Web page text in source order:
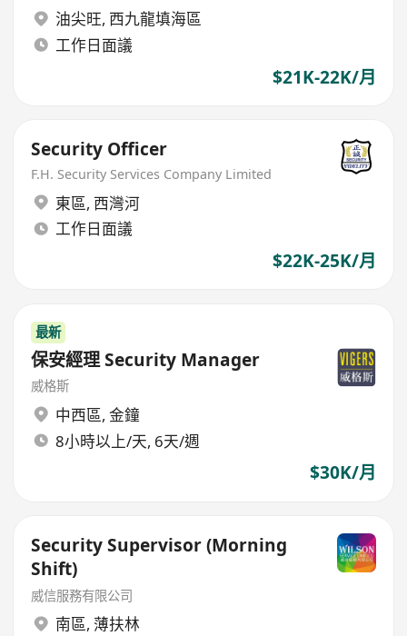
油尖旺, 西九龍填海區
工作日面議
$21K-22K/月
Security Officer
F.H. Security Services Company Limited
東區, 西灣河
工作日面議
$22K-25K/月
最新
保安經理 Security Manager
威格斯
中西區, 金鐘
8小時以上/天, 6天/週
$30K/月
Security Supervisor (Morning
Shift)
威信服務有限公司
南區, 薄扶林